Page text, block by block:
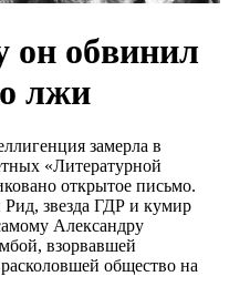
он обвинил
лжи
замерла в
«Литературной
открытое письмо.
звезда ГДР и кумир
Александру
взорвавшей
общество на